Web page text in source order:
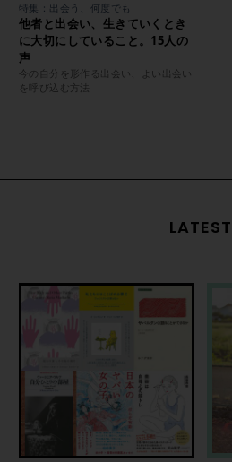
特集：出会う、何度でも
他者と出会い、生きていくとき
に大切にしていること。15人の
声
今の自分を形作る出会い、よい出会い
を呼び込む方法
LATEST